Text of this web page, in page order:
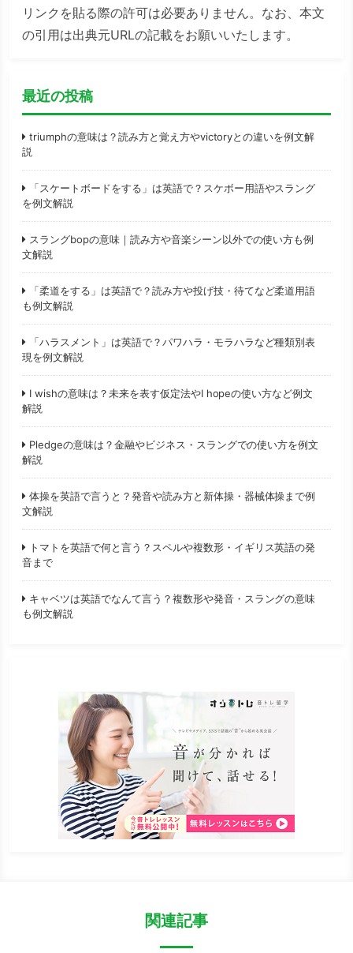
リンクを貼る際の許可は必要ありません。なお、本文
の引用は出典元URLの記載をお願いいたします。
最近の投稿
triumphの意味は？読み方と覚え方やvictoryとの違いを例文解
説
「スケートボードをする」は英語で？スケボー用語やスラング
を例文解説
スラングbopの意味｜読み方や音楽シーン以外での使い方も例
文解説
「柔道をする」は英語で？読み方や投げ技・待てなど柔道用語
も例文解説
「ハラスメント」は英語で？パワハラ・モラハラなど種類別表
現を例文解説
I wishの意味は？未来を表す仮定法やI hopeの使い方など例文
解説
Pledgeの意味は？金融やビジネス・スラングでの使い方を例文
解説
体操を英語で言うと？発音や読み方と新体操・器械体操まで例
文解説
トマトを英語で何と言う？スペルや複数形・イギリス英語の発
音まで
キャベツは英語でなんて言う？複数形や発音・スラングの意味
も例文解説
関連記事